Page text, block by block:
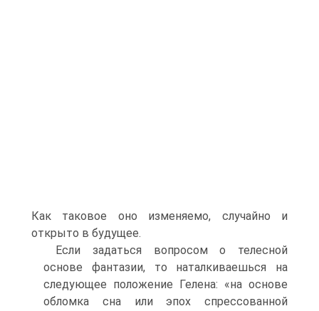
Как таковое оно изменяемо, случайно и
открыто в будущее.
Если задаться вопросом о телесной
основе фантазии, то наталки­ваешься на
следующее положение Гелена: «на основе
обломка сна или эпох спрессованной